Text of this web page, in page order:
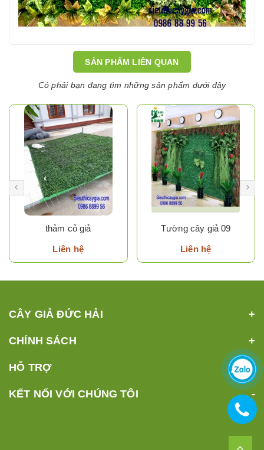
SẢN PHẨM LIÊN QUAN
Có phải bạn đang tìm những sản phẩm dưới đây
thảm cỏ giả
Liên hệ
Tường cây giả 09
Liên hệ
CÂY GIẢ ĐỨC HẢI
CHÍNH SÁCH
HỖ TRỢ
KẾT NỐI VỚI CHÚNG TÔI